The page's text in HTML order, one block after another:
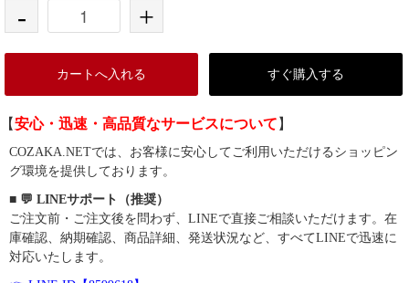
- +
カートへ入れる すぐ購入する
【安心・迅速・高品質なサービスについて 】
COZAKA.NETでは、お客様に安心してご利用いただけるショッピン
グ環境を提供しております。
■ 💬 LINEサポート（推奨）
ご注文前・ご注文後を問わず、LINEで直接ご相談いただけます。在
庫確認、納期確認、商品詳細、発送状況など、すべてLINEで迅速に
対応いたします。